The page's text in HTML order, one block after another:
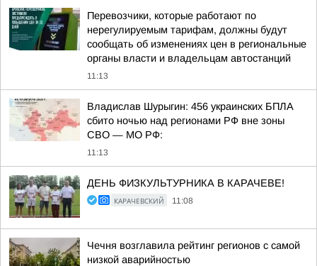
Перевозчики, которые работают по
нерегулируемым тарифам, должны будут
сообщать об изменениях цен в региональные
органы власти и владельцам автостанций
11:13
Владислав Шурыгин: 456 украинских БПЛА
сбито ночью над регионами РФ вне зоны
СВО — МО РФ:
11:13
ДЕНЬ ФИЗКУЛЬТУРНИКА В КАРАЧЕВЕ!
КАРАЧЕВСКИЙ 11:08
Чечня возглавила рейтинг регионов с самой
низкой аварийностью